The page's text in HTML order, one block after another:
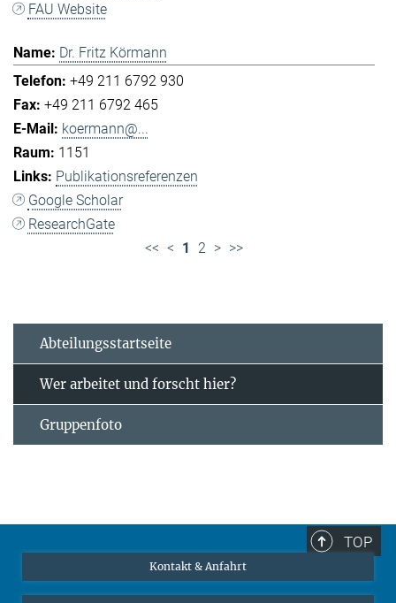
FAU Website
Dr. Fritz Körmann
+49 211 6792 930
+49 211 6792 465
koermann@...
1151
Publikationsreferenzen
Google Scholar
ResearchGate
<< < 1 2 > >>
Abteilungsstartseite
Wer arbeitet und forscht hier?
Gruppenfoto
TOP
Kontakt & Anfahrt